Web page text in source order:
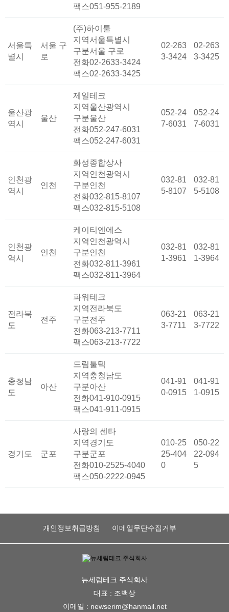
팩스051-955-2189
서울특
별시
서울 구
로
(주)하이툴
지역서울특별시
구분서울 구로
전화02-2633-3424
팩스02-2633-3425
02-263
3-3424
02-263
3-3425
울산광
역시
울산
제일테크
지역울산광역시
구분울산
전화052-247-6031
팩스052-247-6031
052-24
7-6031
052-24
7-6031
인천광
역시
인천
화성종합상사
지역 인천광역시
구분인천
전화032-815-8107
팩스032-815-5108
032-81
5-8107
032-81
5-5108
인천광
역시
인천
케이티엔에스
지역 인천광역시
구분인천
전화032-811-3961
팩스032-811-3964
032-81
1-3961
032-81
1-3964
전라북
도
전주
파워테크
지역전라북도
구분전주
전화063-213-7711
팩스063-213-7722
063-21
3-7711
063-21
3-7722
충청남
도
아산
드림툴텍
지역충청남도
구분아산
전화041-910-0915
팩스041-911-0915
041-91
0-0915
041-91
1-0915
경기도 군포
사랑의 센타
지역경기도
구분군포
전화010-2525-4040
팩스050-2222-0945
010-25
25-404
0
050-22
22-094
5
개인정보취급방침 이메일무단수집거부
뉴세림테크 주식회사
대표 : 조백상
이메일 : newserim@hanmail.net